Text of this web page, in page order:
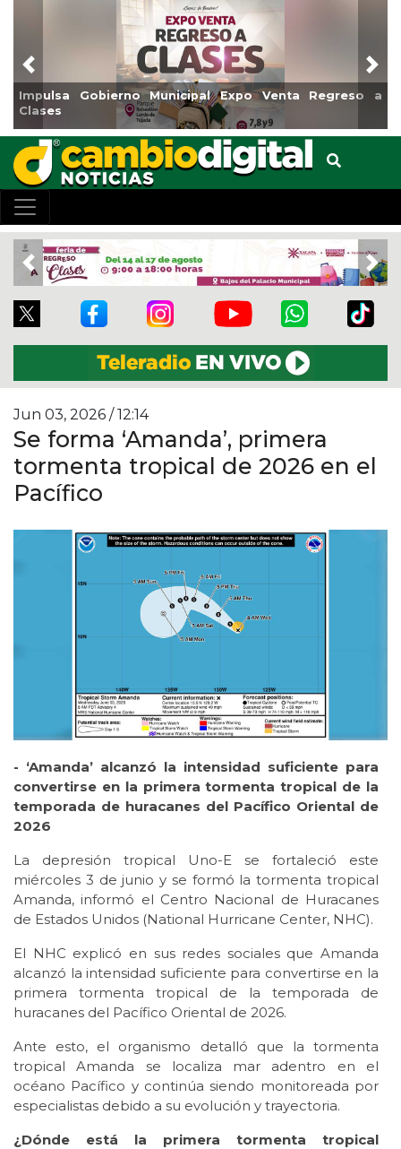
Gobierno Municipal Expo Venta Regreso a
Previous
Previous
Jun 03, 2026 / 12:14
Se forma ‘Amanda’, primera
tormenta tropical de 2026 en el
Pacífico
- ‘Amanda’ alcanzó la intensidad suficiente para
convertirse en la primera tormenta tropical de la
temporada de huracanes del Pacífico Oriental de
2026
La depresión tropical Uno-E se fortaleció este
miércoles 3 de junio y se formó la tormenta tropical
Amanda, informó el Centro Nacional de Huracanes
de Estados Unidos (National Hurricane Center, NHC).
El NHC explicó en sus redes sociales que Amanda
alcanzó la intensidad suficiente para convertirse en la
primera tormenta tropical de la temporada de
huracanes del Pacífico Oriental de 2026.
Ante esto, el organismo detalló que la tormenta
tropical Amanda se localiza mar adentro en el
océano Pacífico y continúa siendo monitoreada por
especialistas debido a su evolución y trayectoria.
¿Dónde está la primera tormenta tropical